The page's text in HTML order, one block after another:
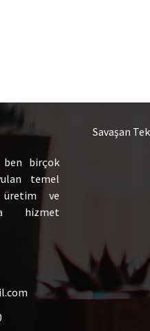
ben birçok
temel
üretim ve
hizmet
Savaşan